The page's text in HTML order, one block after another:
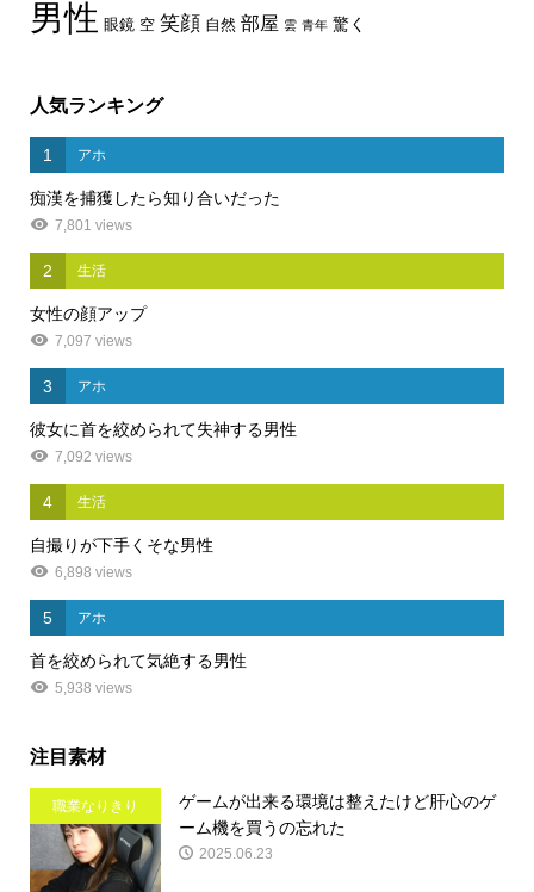
男性 眼鏡 空 笑顔 自然 部屋 雲 青年 驚く
人気ランキング
1 アホ
痴漢を捕獲したら知り合いだった
7,801 views
2 生活
女性の顔アップ
7,097 views
3 アホ
彼女に首を絞められて失神する男性
7,092 views
4 生活
自撮りが下手くそな男性
6,898 views
5 アホ
首を絞められて気絶する男性
5,938 views
注目素材
職業なりきり
ゲームが出来る環境は整えたけど肝心のゲ
ーム機を買うの忘れた
2025.06.23